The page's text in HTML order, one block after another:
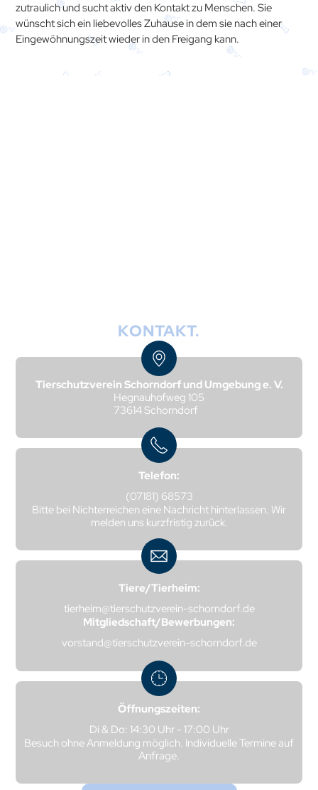
zutraulich und sucht aktiv den Kontakt zu Menschen. Sie
wünscht sich ein liebevolles Zuhause in dem sie nach einer
Eingewöhnungszeit wieder in den Freigang kann.
KONTAKT.
Tierschutzverein Schorndorf und Umgebung e. V.
Hegnauhofweg 105
73614 Schorndorf
Telefon:
(07181) 68573
Bitte bei Nichterreichen eine Nachricht hinterlassen. Wir
melden uns kurzfristig zurück.
Tiere/Tierheim:
tierheim@tierschutzverein-schorndorf.de
Mitgliedschaft/Bewerbungen:
vorstand@tierschutzverein-schorndorf.de
Öffnungszeiten:
Di & Do: 14:30 Uhr - 17:00 Uhr
Besuch ohne Anmeldung möglich. Individuelle Termine auf
Anfrage.